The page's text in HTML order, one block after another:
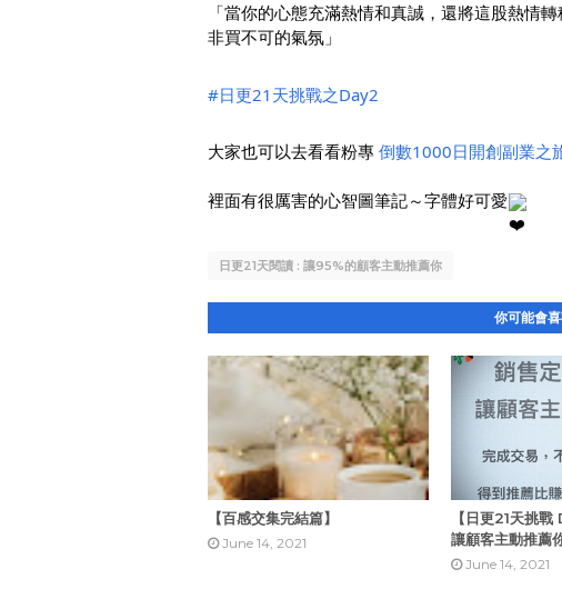
「當你的心態充滿熱情和真誠，還將這股熱情
非買不可的氣氛」
#日更21天挑戰之Day2
大家也可以去看看粉專 倒數1000日開創副業之
裡面有很厲害的心智圖筆記～字體好可愛
日更21天閱讀 : 讓95%的顧客主動推薦你
你可能會
【百感交集完結篇】
June 14, 2021
【日更21天挑
讓顧客主動推薦
June 14, 2021